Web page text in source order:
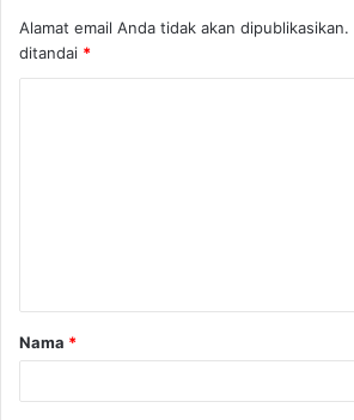
Alamat email Anda tidak akan dipublikasikan.
ditandai *
a
r
Nama *